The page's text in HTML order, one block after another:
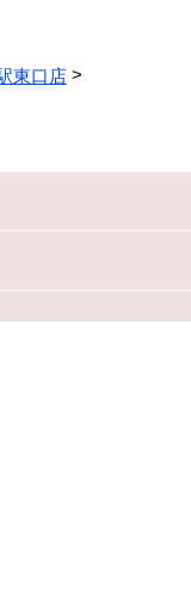
東口店